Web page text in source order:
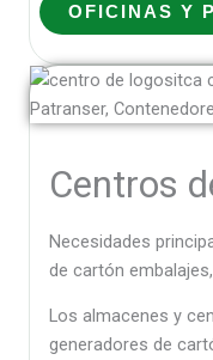
OFICINAS Y
Centros
Necesidades
de cartón
Los almacenes y
generadores de